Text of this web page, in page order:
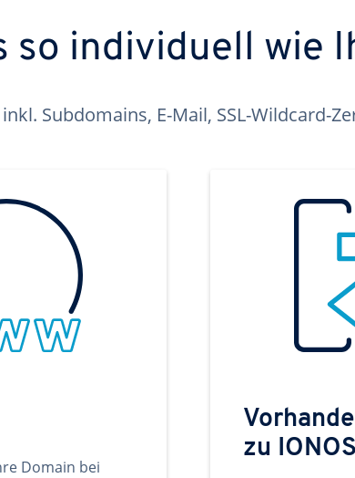
so individuell wie
Subdomains, E-Mail, SSL-Wildcard-
Domain bei
zu